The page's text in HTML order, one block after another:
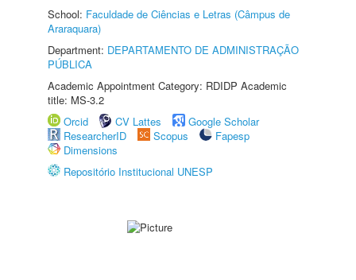
School: Faculdade de Ciências e Letras (Câmpus de
Araraquara)
Department: DEPARTAMENTO DE ADMINISTRAÇÃO
PÚBLICA
Academic Appointment Category: RDIDP Academic
title: MS-3.2
Orcid
CV Lattes
Google Scholar
ResearcherID
Scopus
Fapesp
Dimensions
Repositório Institucional UNESP